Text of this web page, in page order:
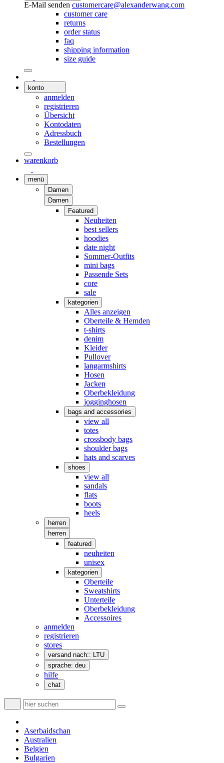
E-Mail senden customercare@alexanderwang.com
customer care
returns
order status
faq
shipping information
size guide
konto
anmelden
registrieren
Übersicht
Kontodaten
Adressbuch
Bestellungen
warenkorb
menü
Damen
Damen
Featured
Neuheiten
best sellers
hoodies
date night
Sommer-Outfits
mini bags
Passende Sets
core
sale
kategorien
Alles anzeigen
Oberteile & Hemden
t-shirts
denim
Kleider
Pullover
langarmshirts
Hosen
Jacken
Oberbekleidung
jogginghosen
bags and accessories
view all
totes
crossbody bags
shoulder bags
hats and scarves
shoes
view all
sandals
flats
boots
heels
herren
herren
featured
neuheiten
unisex
kategorien
Oberteile
Sweatshirts
Unterteile
Oberbekleidung
Accessoires
anmelden
registrieren
stores
versand nach:: LTU
sprache: deu
hilfe
chat
Aserbaidschan
Australien
Belgien
Bulgarien